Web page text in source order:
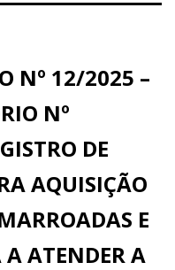
Nº 12/2025 –
Nº
DE
AQUISIÇÃO
E
A ATENDER A